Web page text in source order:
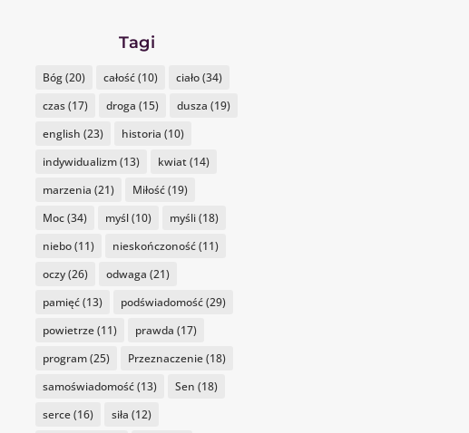
Tagi
Bóg(20) całość(10) ciało(34)
czas(17) droga (15) dusza (19)
english (23) historia (10)
indywidualizm(13) kwiat(14)
marzenia (21) Miłość(19)
Moc(34) myśl(10) myśli(18)
niebo(11) nieskończoność(11)
oczy(26) odwaga (21)
pamięć(13) podświadomość(29)
powietrze(11) prawda (17)
program(25) Przeznaczenie(18)
samoświadomość(13) Sen (18)
serce(16) siła (12)